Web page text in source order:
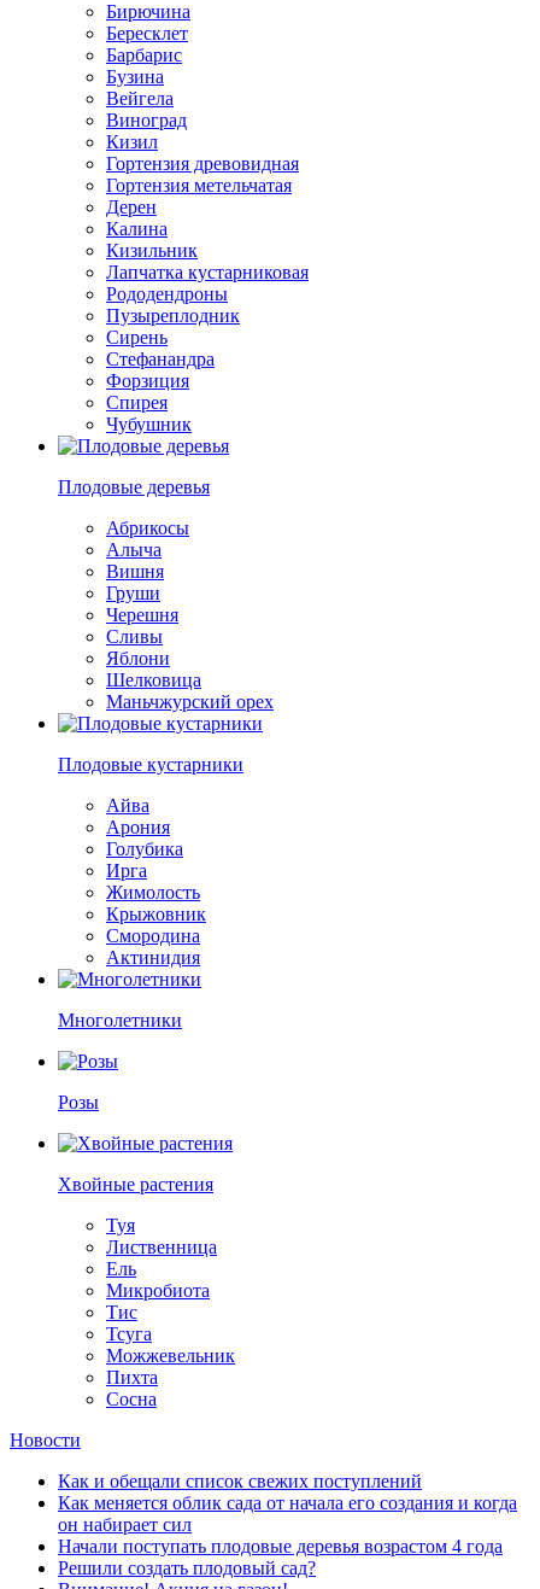
Бирючина
Бересклет
Барбарис
Бузина
Вейгела
Виноград
Кизил
Гортензия древовидная
Гортензия метельчатая
Дерен
Калина
Кизильник
Лапчатка кустарниковая
Рододендроны
Пузыреплодник
Сирень
Стефанандра
Форзиция
Спирея
Чубушник
Плодовые деревья
Абрикосы
Алыча
Вишня
Груши
Черешня
Сливы
Яблони
Шелковица
Маньчжурский орех
Плодовые кустарники
Айва
Арония
Голубика
Ирга
Жимолость
Крыжовник
Смородина
Актинидия
Многолетники
Розы
Хвойные растения
Туя
Лиственница
Ель
Микробиота
Тис
Тсуга
Можжевельник
Пихта
Сосна
Новости
Как и обещали список свежих поступлений
Как меняется облик сада от начала его создания и когда
он набирает сил
Начали поступать плодовые деревья возрастом 4 года
Решили создать плодовый сад?